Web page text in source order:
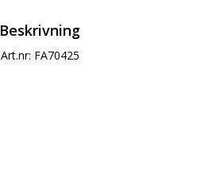
Beskrivning
Art.nr: FA70425